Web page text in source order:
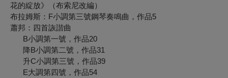
花的綻放》（布索尼改編）
布拉姆斯：F小調第三號鋼琴奏鳴曲，作品5
蕭邦：四首詼諧曲
B小調第一號，作品20
降B小調第二號，作品31
升C小調第三號，作品39
E大調第四號，作品54